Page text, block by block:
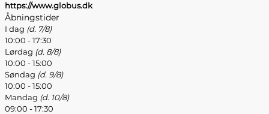
https://www.globus.dk
Åbningstider
I dag (d. 7/8)
10:00 - 17:30
Lørdag (d. 8/8)
10:00 - 15:00
Søndag (d. 9/8)
10:00 - 15:00
Mandag (d. 10/8)
09:00 - 17:30